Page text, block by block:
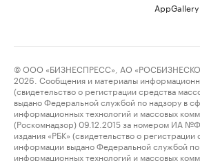
AppGallery
© ООО «БИЗНЕСПРЕСС», АО
2026. Сообщения и материалы
(свидетельство о регистрации средства
выдано Федеральной службой по надзору в
информационных технологий и массовых
(Роскомнадзор) 09.12.2015 за номером ИА
издания «РБК» (свидетельство о
информации выдано Федеральной службой по
информационных технологий и массовых